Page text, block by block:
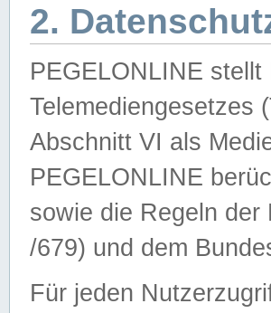
2.
PEGELONLINE
Telemediengesetzes
Abschnitt VI als
PEGELONLINE
sowie die Regeln der
/679) und dem
Für jeden